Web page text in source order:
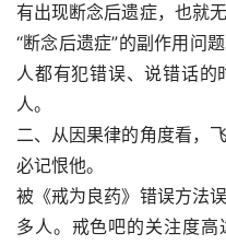
有出现断念后遗症，也就
“断念后遗症”的副作用问
人都有犯错误、说错话
人。
二、从因果律的角度看，
必记恨他。
被《戒为良药》错误方法
多人。戒色吧的关注度